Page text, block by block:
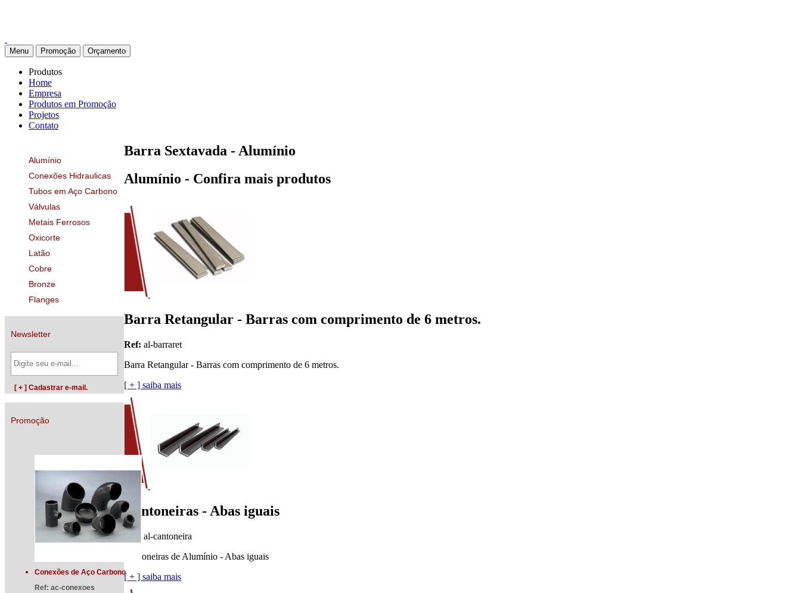
Menu Promoção Orçamento
Produtos
Home
Empresa
Produtos em Promoção
Projetos
Contato
Alumínio
Conexões Hidraulicas
Tubos em Aço Carbono
Válvulas
Metais Ferrosos
Oxicorte
Latão
Cobre
Bronze
Flanges
Newsletter
Promoção
Conexões de Aço Carbono
Ref: ac-conexoes
Barra Sextavada - Alumínio
Alumínio - Confira mais produtos
Barra Retangular - Barras com comprimento de 6 metros.
Ref: al-barraret
Barra Retangular - Barras com comprimento de 6 metros.
[ + ] saiba mais
Cantoneiras - Abas iguais
al-cantoneira
Cantoneiras de Alumínio - Abas iguais
[ + ] saiba mais